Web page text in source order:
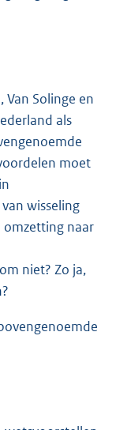
Solinge en
als
moet
wisseling
omzetting naar
niet? Zo ja,